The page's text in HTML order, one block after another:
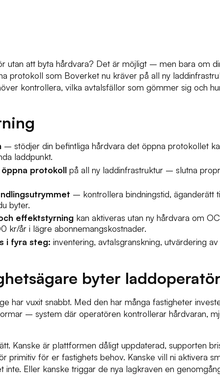
utan att byta hårdvara? Det är möjligt – men bara om
protokoll som Boverket nu kräver på all ny
kontrollera, vilka avtalsfällor som gömmer sig och
– stödjer din befintliga hårdvara det öppna protokollet
laddpunkt.
protokollpå all ny laddinfrastruktur – slutna
– kontrollera bindningstid, äganderätt
byter.
effektstyrningkan aktiveras utan ny hårdvara om
kr/år i lägre abonnemangskostnader.
i fyra steg: inventering, avtalsgranskning, utvärdering
byter
har vuxit snabbt. Med den har många fastigheter
– system där operatören kontrollerar hårdvaran,
Kanske är plattformen dåligt uppdaterad, supporten
primitiv för er fastighets behov. Kanske vill ni aktivera
inte. Eller kanske triggar de nya lagkraven en